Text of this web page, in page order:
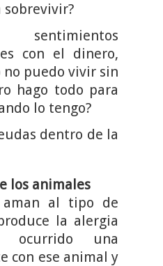
con el dinero,
no puedo vivir sin
hago todo para
lo tengo?
dentro de la
los animales
aman al tipo de
la alergia
una
con ese animal y